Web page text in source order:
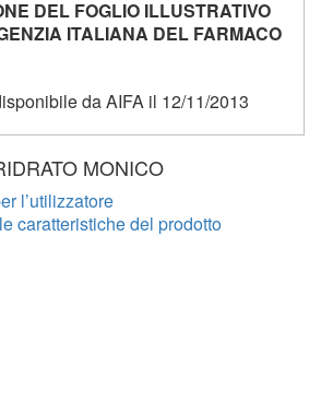
DEL FOGLIO ILLUSTRATIVO
ITALIANA DEL FARMACO
da AIFA il 12/11/2013
MONICO
l’utilizzatore
caratteristiche del prodotto